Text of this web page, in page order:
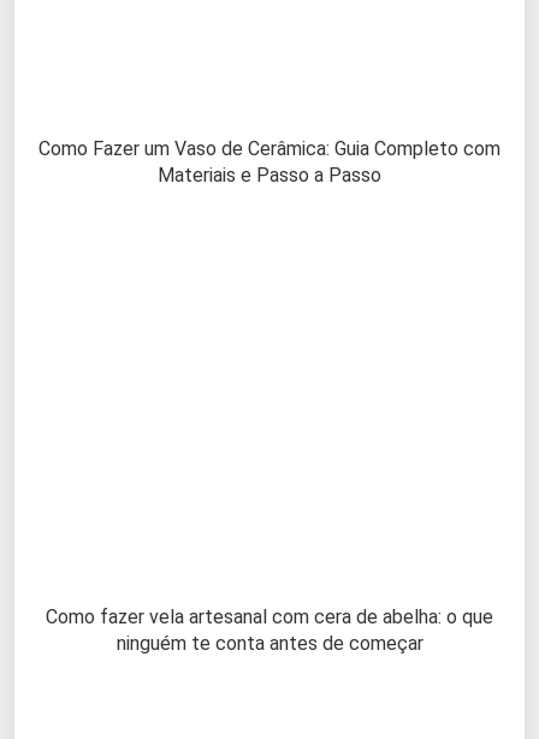
Como Fazer um Vaso de Cerâmica: Guia Completo com
Materiais e Passo a Passo
Como fazer vela artesanal com cera de abelha: o que
ninguém te conta antes de começar